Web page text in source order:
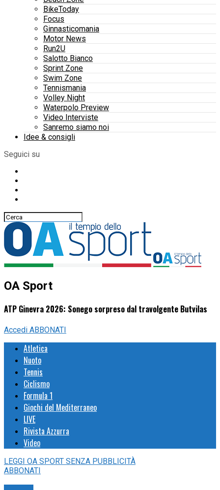
BikeToday
Focus
Ginnasticomania
Motor News
Run2U
Salotto Bianco
Sprint Zone
Swim Zone
Tennismania
Volley Night
Waterpolo Preview
Video Interviste
Sanremo siamo noi
Idee & consigli
Seguici su
OA Sport
ATP Ginevra 2026: Sonego sorpreso dal travolgente Butvilas
Accedi ABBONATI
Atletica
Nuoto
Tennis
Ciclismo
Formula 1
Giochi del Mediterraneo
LIVE
Rivista Azzurra
Video
LEGGI OA SPORT SENZA PUBBLICITÀ
ABBONATI